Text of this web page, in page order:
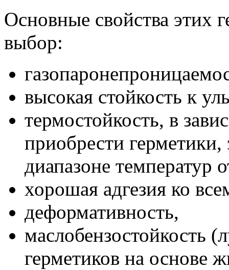
Основные свойства этих
выбор:
высокая стойкость к
термостойкость, в
приобрести
диапазоне температур
хорошая адгезия ко
деформативность,
маслобензостойкость
герметиков на основе